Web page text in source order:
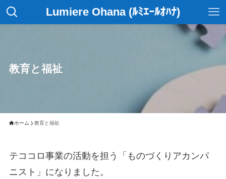
Lumiere Ohana (ﾙﾐｴｰﾙｵﾊﾅ)
教育と福祉
ホーム 教育と福祉
テココロ事業の活動を担う「ものづくりアカンパ
ニスト」になりました。